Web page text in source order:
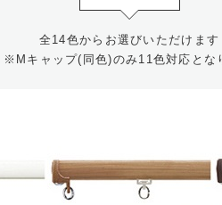
全14色からお選びいただけます
※Mキャップ(同色)のみ11色対応とな